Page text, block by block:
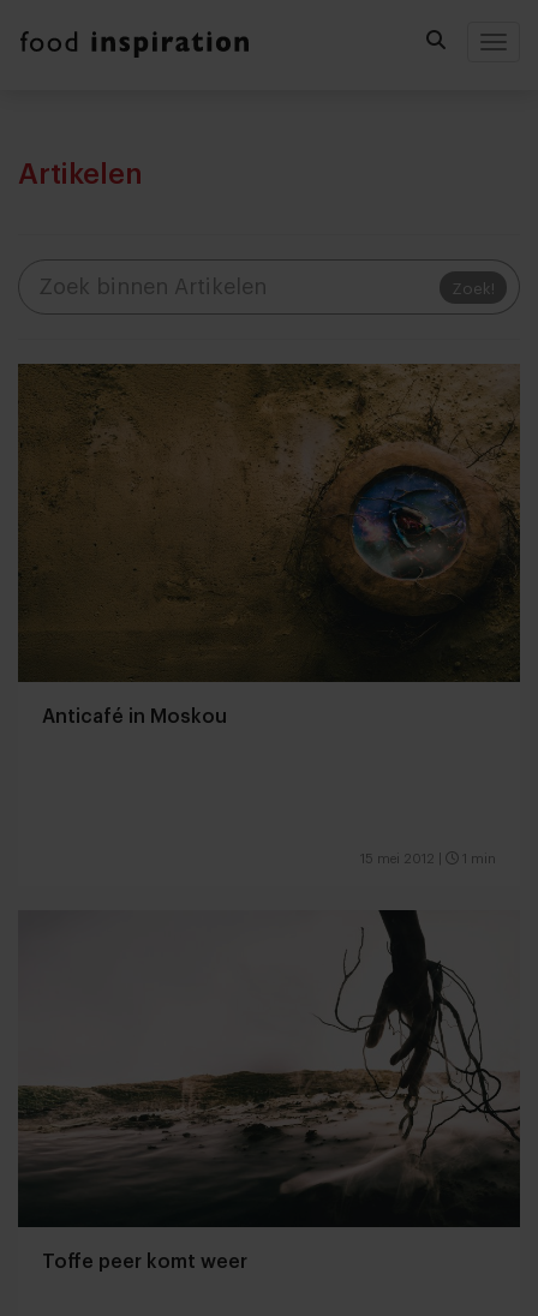
Artikelen
Zoek!
Anticafé in Moskou
15 mei 2012 1 min
Toffe peer komt weer